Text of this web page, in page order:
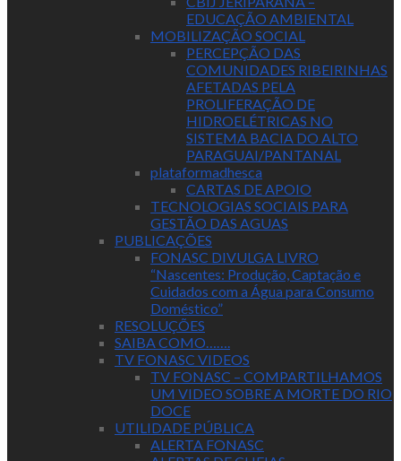
EDUCAÇÃO AMBIENTAL
MOBILIZAÇÃO SOCIAL
PERCEPÇÃO DAS
COMUNIDADES RIBEIRINHAS
AFETADAS PELA
PROLIFERAÇÃO DE
HIDROELÉTRICAS NO
SISTEMA BACIA DO ALTO
PARAGUAI/PANTANAL
plataformadhesca
CARTAS DE APOIO
TECNOLOGIAS SOCIAIS PARA
GESTÃO DAS AGUAS
PUBLICAÇÕES
FONASC DIVULGA LIVRO
“Nascentes: Produção, Captação e
Cuidados com a Água para Consumo
Doméstico”
RESOLUÇÕES
SAIBA COMO…….
TV FONASC VIDEOS
TV FONASC – COMPARTILHAMOS
UM VIDEO SOBRE A MORTE DO RIO
DOCE
UTILIDADE PÚBLICA
ALERTA FONASC